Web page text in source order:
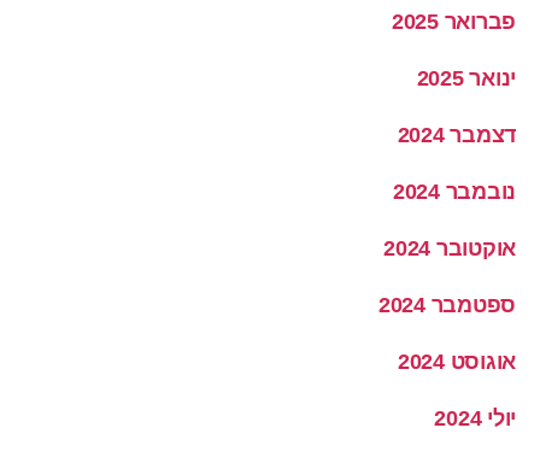
פברואר 2025
ינואר 2025
דצמבר 2024
נובמבר 2024
אוקטובר 2024
ספטמבר 2024
אוגוסט 2024
יולי 2024